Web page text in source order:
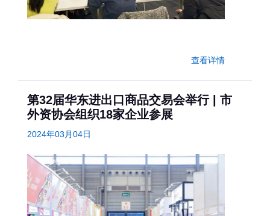
查看详情
第32届华东进出口商品交易会举行 | 市
外资协会组织18家企业参展
2024年03月04日